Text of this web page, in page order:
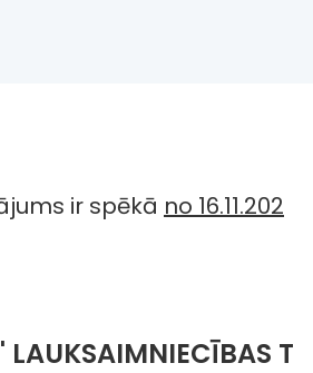
ir spēkā no 16.11.202
LAUKSAIMNIECĪBAS T